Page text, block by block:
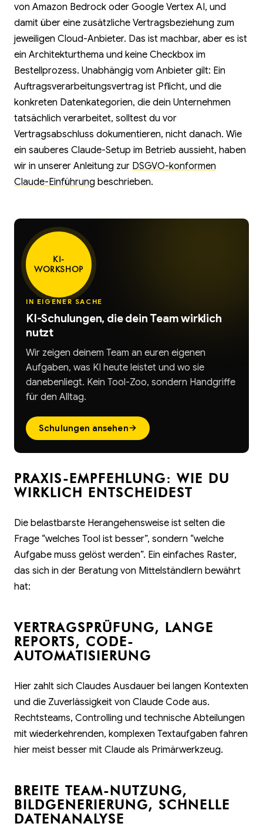
von Amazon Bedrock oder Google Vertex AI, und
damit über eine zusätzliche Vertragsbeziehung zum
jeweiligen Cloud-Anbieter. Das ist machbar, aber es ist
ein Architekturthema und keine Checkbox im
Bestellprozess. Unabhängig vom Anbieter gilt: Ein
Auftragsverarbeitungsvertrag ist Pflicht, und die
konkreten Datenkategorien, die dein Unternehmen
tatsächlich verarbeitet, solltest du vor
Vertragsabschluss dokumentieren, nicht danach. Wie
ein sauberes Claude-Setup im Betrieb aussieht, haben
wir in unserer Anleitung zur DSGVO-konformen
Claude-Einführung beschrieben.
IN EIGENER SACHE
KI-Schulungen, die dein Team wirklich
nutzt
Wir zeigen deinem Team an euren eigenen
Aufgaben, was KI heute leistet und wo sie
danebenliegt. Kein Tool-Zoo, sondern Handgriffe
für den Alltag.
Schulungen ansehen→
KI-
WORKSHOP
PRAXIS-EMPFEHLUNG: WIE DU
WIRKLICH ENTSCHEIDEST
Die belastbarste Herangehensweise ist selten die
Frage “welches Tool ist besser”, sondern “welche
Aufgabe muss gelöst werden”. Ein einfaches Raster,
das sich in der Beratung von Mittelständlern bewährt
hat:
VERTRAGSPRÜFUNG, LANGE
REPORTS, CODE-
AUTOMATISIERUNG
Hier zahlt sich Claudes Ausdauer bei langen Kontexten
und die Zuverlässigkeit von Claude Code aus.
Rechtsteams, Controlling und technische Abteilungen
mit wiederkehrenden, komplexen Textaufgaben fahren
hier meist besser mit Claude als Primärwerkzeug.
BREITE TEAM-NUTZUNG,
BILDGENERIERUNG, SCHNELLE
DATENANALYSE